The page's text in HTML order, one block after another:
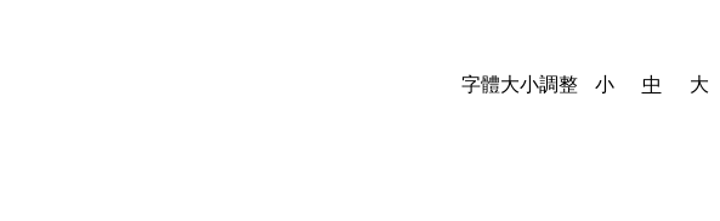
字體大小調整 小 中
大